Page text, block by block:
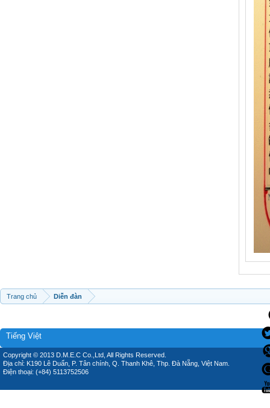
Trang chủ Diễn đàn
Tiếng Việt
Copyright © 2013 D.M.E.C Co.,Ltd, All Rights Reserved.
Địa chỉ: K190 Lê Duẩn, P. Tân chính, Q. Thanh Khê, Thp. Đà Nẵng, Việt Nam.
Điện thoại: (+84) 5113752506